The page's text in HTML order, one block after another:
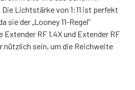
Die Lichtstärke von 1:11 ist perfekt
sie der „Looney 11-Regel“
RF 1.4X und Extender RF
nützlich sein, um die Reichweite